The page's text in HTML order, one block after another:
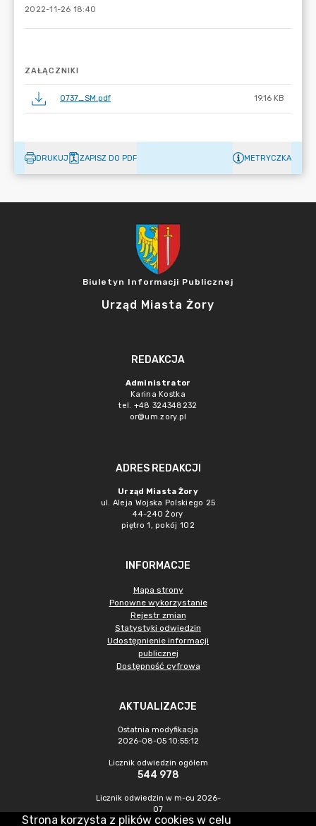
2022-11-26 18:40
ZAŁĄCZNIKI
0737_SM.pdf 19.16 KB
DRUKUJ ZAPISZ DO PDF METRYCZKA
Biuletyn Informacji Publicznej
Urząd Miasta Żory
REDAKCJA
Administrator
Karina Kostka
tel. +48 324348232
or@um.zory.pl
ADRES REDAKCJI
Urząd Miasta Żory
ul. Aleja Wojska Polskiego 25
44-240 Żory
piętro 1, pokój 102
INFORMACJE
Mapa strony
Ponowne wykorzystanie
Rejestr zmian
Statystyki odwiedzin
Udostępnienie informacji
publicznej
Dostępność cyfrowa
AKTUALIZACJE
Ostatnia modyfikacja
2026-08-05 10:55:12
Licznik odwiedzin ogółem
544 978
Licznik odwiedzin w m-cu 2026-
07
994
Strona korzysta z plików cookies w celu